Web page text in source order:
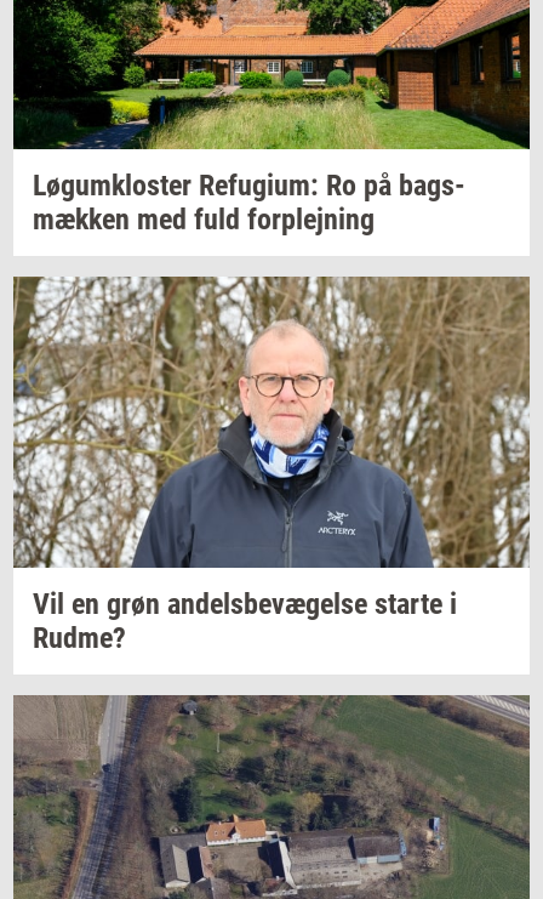
Løgum­klo­ster Re­fu­gi­um: Ro på bags­
mæk­ken med fuld for­plej­ning
Vil en grøn an­dels­be­væ­gel­se star­te i
Rudme?